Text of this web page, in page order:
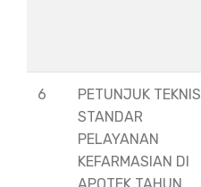
6
PETUNJUK TEKNIS
STANDAR
PELAYANAN
KEFARMASIAN DI